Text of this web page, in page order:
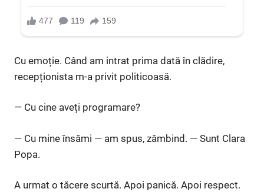
Cu emoție. Când am intrat prima dată în clădire,
recepționista m-a privit politicoasă.
— Cu cine aveți programare?
— Cu mine însămi — am spus, zâmbind. — Sunt Clara
Popa.
A urmat o tăcere scurtă. Apoi panică. Apoi respect.